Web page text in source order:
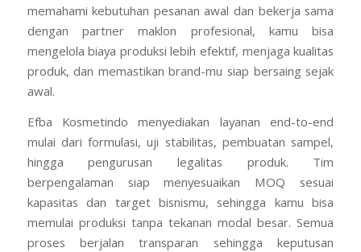
memahami kebutuhan pesanan awal dan bekerja sama
dengan partner maklon profesional, kamu bisa
mengelola biaya produksi lebih efektif, menjaga kualitas
produk, dan memastikan brand-mu siap bersaing sejak
awal.
Efba Kosmetindo menyediakan layanan end-to-end
mulai dari formulasi, uji stabilitas, pembuatan sampel,
hingga pengurusan legalitas produk. Tim
berpengalaman siap menyesuaikan MOQ sesuai
kapasitas dan target bisnismu, sehingga kamu bisa
memulai produksi tanpa tekanan modal besar. Semua
proses berjalan transparan sehingga keputusan